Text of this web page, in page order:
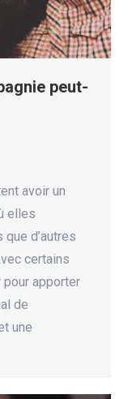
peut-
avoir un
elles
d’autres
certains
apporter
de
une